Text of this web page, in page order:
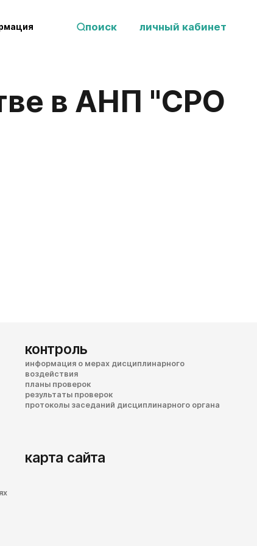
поиск личный кабинет
контроль
информация о мерах дисциплинарного
воздействия
планы проверок
результаты проверок
протоколы заседаний дисциплинарного органа
карта сайта